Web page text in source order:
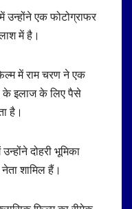
उन्होंने एक फोटोग्राफर
में है।
में राम चरण ने एक
के इलाज के लिए पैसे
है।
दोहरी भूमिका
शामिल हैं।